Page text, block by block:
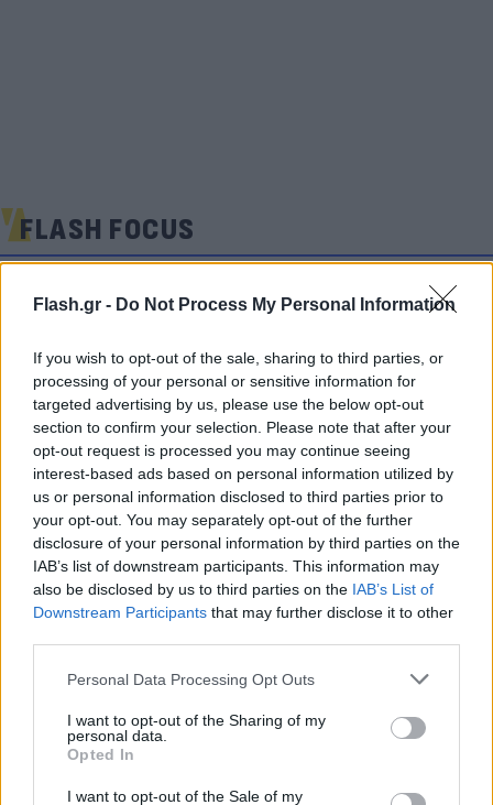
Flash.gr - Do Not Process My Personal Information
If you wish to opt-out of the sale, sharing to third parties, or
processing of your personal or sensitive information for
targeted advertising by us, please use the below opt-out
section to confirm your selection. Please note that after your
opt-out request is processed you may continue seeing
interest-based ads based on personal information utilized by
us or personal information disclosed to third parties prior to
your opt-out. You may separately opt-out of the further
disclosure of your personal information by third parties on the
IAB’s list of downstream participants. This information may
also be disclosed by us to third parties on the IAB’s List of
Downstream Participants that may further disclose it to other
Please note that this website/app uses one or more Google
not limited to your visit or usage behaviour. You may click to
grant or deny consent to Google and its third-party tags to
use your data for below specified purposes in below Google
consent section.
Personal Data Processing Opt Outs
I want to opt-out of the Sharing of my
personal data.
Opted In
I want to opt-out of the Sale of my
FLASH FOCUS